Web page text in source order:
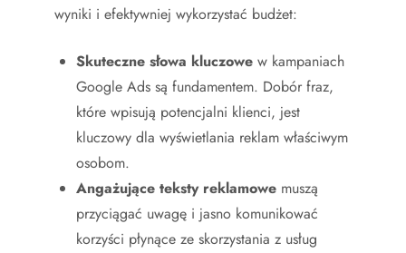
wyniki i efektywniej wykorzystać budżet:
Skuteczne słowa kluczowe w kampaniach
Google Ads są fundamentem. Dobór fraz,
które wpisują potencjalni klienci, jest
kluczowy dla wyświetlania reklam właściwym
osobom.
Angażujące teksty reklamowe muszą
przyciągać uwagę i jasno komunikować
korzyści płynące ze skorzystania z usług